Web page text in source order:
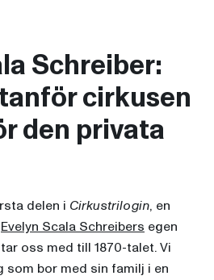
Schreiber:
cirkusen
den privata
delen i Cirkustrilogin, en
Evelyn Scala Schreibers egen
oss med till 1870-talet. Vi
som bor med sin familj i en